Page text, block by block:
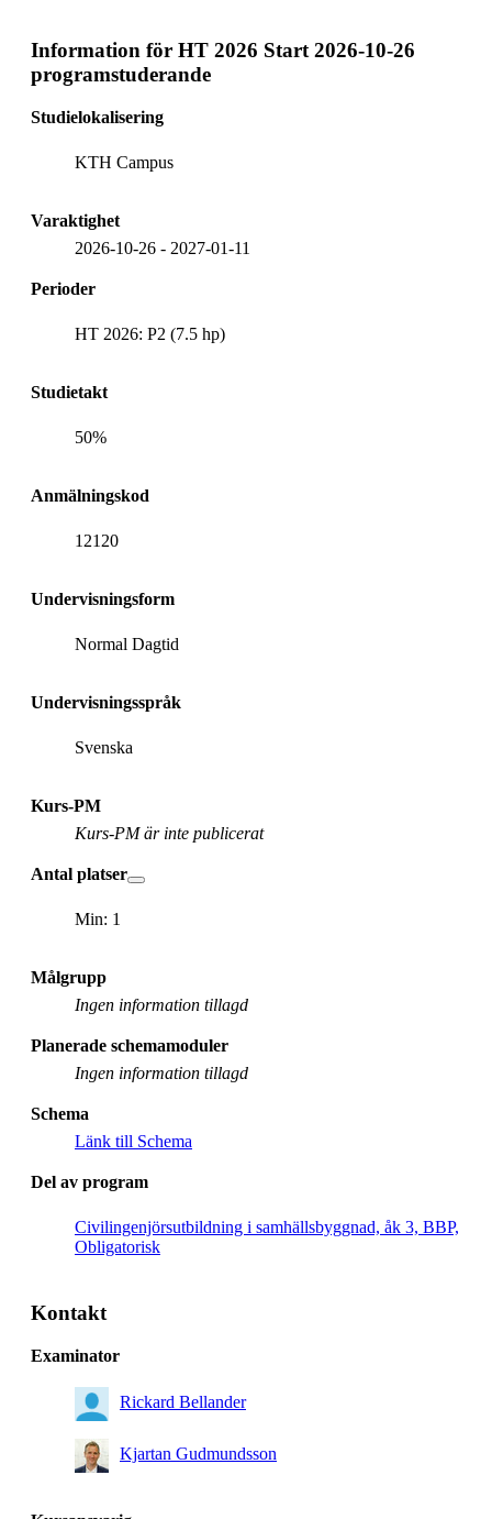
Information för HT 2026 Start 2026-10-26
programstuderande
Studielokalisering
KTH Campus
Varaktighet
2026-10-26 - 2027-01-11
Perioder
HT 2026: P2 (7.5 hp)
Studietakt
50%
Anmälningskod
12120
Undervisningsform
Normal Dagtid
Undervisningsspråk
Svenska
Kurs-PM
Kurs-PM är inte publicerat
Antal platser
Min: 1
Målgrupp
Ingen information tillagd
Planerade schemamoduler
Ingen information tillagd
Schema
Länk till Schema
Del av program
Civilingenjörsutbildning i samhällsbyggnad, åk 3, BBP,
Obligatorisk
Kontakt
Examinator
Rickard Bellander
Kjartan Gudmundsson